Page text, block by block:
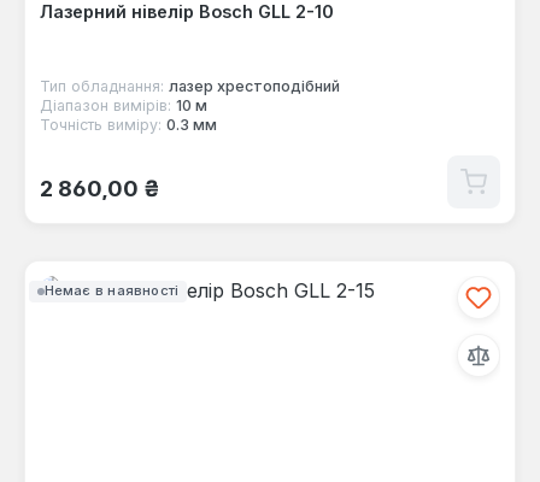
Лазерний нівелір Bosch GLL 2-10
Тип обладнання: лазер хрестоподібний
Діапазон вимірів: 10 м
Точність виміру: 0.3 мм
Звичайна ціна:
2 860,00 ₴
Немає в наявності